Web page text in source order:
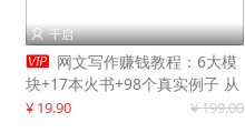
 千启
 网文写作赚钱教程：6大模
块+17本火书+98个真实例子 从
入门到精通实战方法
¥ 19.90 ¥ 199.00